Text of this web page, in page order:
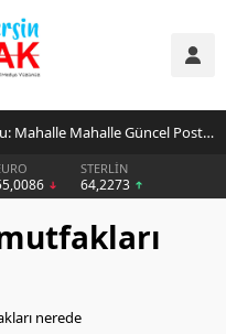
Mersin Mezitli Posta Kodu: Mahalle Mahalle Güncel Posta Kodu Rehberi
STERLİN
64,2273
nerede